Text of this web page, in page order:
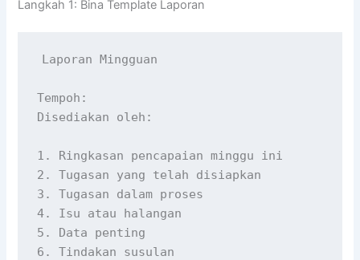
Langkah 1: Bina Template Laporan
Laporan Mingguan
Tempoh:
Disediakan oleh:
1. Ringkasan pencapaian minggu ini
2. Tugasan yang telah disiapkan
3. Tugasan dalam proses
4. Isu atau halangan
5. Data penting
6. Tindakan susulan